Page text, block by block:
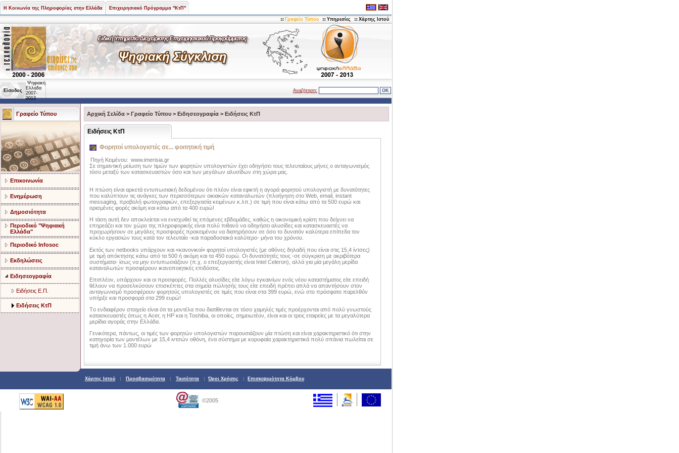
Η Κοινωνία της Πληροφορίας στην Ελλάδα Επιχειρησιακό Πρόγραμμα "ΚτΠ"
Γραφείο Τύπου Υπηρεσίες Χάρτης Ιστού
Είσοδος
Ψηφιακή
Ελλάδα
2007-
2013
Αναζήτηση:
Γραφείο Τύπου
Επικοινωνία
Ενημέρωση
Δημοσιότητα
Περιοδικό "Ψηφιακή
Ελλάδα"
Περιοδικό Infosoc
Εκδηλώσεις
Ειδησεογραφία
Ειδήσεις Ε.Π.
Ειδήσεις ΚτΠ
Αρχική Σελίδα > Γραφείο Τύπου > Ειδησεογραφία > Ειδήσεις ΚτΠ
Ειδήσεις ΚτΠ
Φορητοί υπολογιστές σε... φοιτητική τιμή
Πηγή Κειμένου: www.imerisia.gr
Σε σημαντική μείωση των τιμών των φορητών υπολογιστών έχει οδηγήσει τους τελευταίους μήνες ο ανταγωνισμός
τόσο μεταξύ των κατασκευαστών όσο και των μεγάλων αλυσίδων στη χώρα μας.
H πτώση είναι αρκετά εντυπωσιακή δεδομένου ότι πλέον είναι εφικτή η αγορά φορητού υπολογιστή με δυνατότητες
που καλύπτουν τις ανάγκες των περισσότερων οικιακών καταναλωτών (πλοήγηση στο Web, email, instant
messaging, προβολή φωτογραφιών, επεξεργασία κειμένων κ.λπ.) σε τιμή που είναι κάτω από τα 500 ευρώ και
ορισμένες φορές ακόμη και κάτω από τα 400 ευρώ!
H τάση αυτή δεν αποκλείεται να ενισχυθεί τις επόμενες εβδομάδες, καθώς η οικονομική κρίση που δείχνει να
επηρεάζει και τον χώρο της πληροφορικής είναι πολύ πιθανό να οδηγήσει αλυσίδες και κατασκευαστές να
προχωρήσουν σε μεγάλες προσφορές προκειμένου να διατηρήσουν σε όσο το δυνατόν καλύτερα επίπεδα τον
κύκλο εργασιών τους κατά τον τελευταίο -και παραδοσιακά καλύτερο- μήνα του χρόνου.
Eκτός των netbooks υπάρχουν και «κανονικοί» φορητοί υπολογιστές (με οθόνες δηλαδή που είναι στις 15,4 ίντσες)
με τιμή απόκτησης κάτω από τα 500 ή ακόμη και τα 450 ευρώ. Oι δυνατότητές τους -σε σύγκριση με ακριβότερα
συστήματα- ίσως να μην εντυπωσιάζουν (π.χ. ο επεξεργαστής είναι Intel Celeron), αλλά για μία μεγάλη μερίδα
καταναλωτών προσφέρουν ικανοποιητικές επιδόσεις.
Eπιπλέον, υπάρχουν και οι προσφορές. Πολλές αλυσίδες είτε λόγω εγκαινίων ενός νέου καταστήματος είτε επειδή
θέλουν να προσελκύσουν επισκέπτες στα σημεία πώλησής τους είτε επειδή πρέπει απλά να απαντήσουν στον
ανταγωνισμό προσφέρουν φορητούς υπολογιστές σε τιμές που είναι στα 399 ευρώ, ενώ στο πρόσφατο παρελθόν
υπήρξε και προσφορά στα 299 ευρώ!
Tο ενδιαφέρον στοιχείο είναι ότι τα μοντέλα που διατίθενται σε τόσο χαμηλές τιμές προέρχονται από πολύ γνωστούς
κατασκευαστές όπως η Acer, η HP και η Toshiba, οι οποίες, σημειωτέον, είναι και οι τρεις εταιρείες με τα μεγαλύτερα
μερίδια αγοράς στην Eλλάδα.
Γενικότερα, πάντως, οι τιμές των φορητών υπολογιστών παρουσιάζουν μία πτώση και είναι χαρακτηριστικό ότι στην
κατηγορία των μοντέλων με 15,4 ιντσών οθόνη, ένα σύστημα με κορυφαία χαρακτηριστικά πολύ σπάνια πωλείται σε
τιμή άνω των 1.000 ευρώ
Χάρτης Ιστού : Προσβασιμότητα : Ταυτότητα : Όροι Χρήσης : Επισκεψιμότητα Κόμβου
©2005